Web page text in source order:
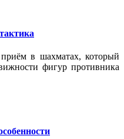
в шахматах, который
фигур противника